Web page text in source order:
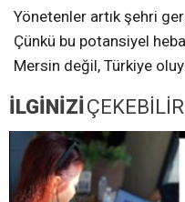
Yönetenler artık şehri
Çünkü bu potansiyel
Mersin değil, Türkiye
İLGİNİZİÇEKEBİLİR